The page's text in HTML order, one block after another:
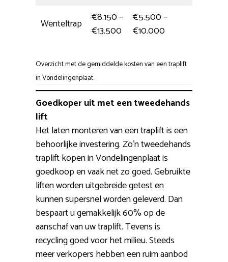
Wenteltrap
€8.150 –
€13.500
€5.500 –
€10.000
Overzicht met de gemiddelde kosten van een traplift
in Vondelingenplaat.
Goedkoper uit met een tweedehands
lift
Het laten monteren van een traplift is een
behoorlijke investering. Zo’n tweedehands
traplift kopen in Vondelingenplaat is
goedkoop en vaak net zo goed. Gebruikte
liften worden uitgebreide getest en
kunnen supersnel worden geleverd. Dan
bespaart u gemakkelijk 60% op de
aanschaf van uw traplift. Tevens is
recycling goed voor het milieu. Steeds
meer verkopers hebben een ruim aanbod